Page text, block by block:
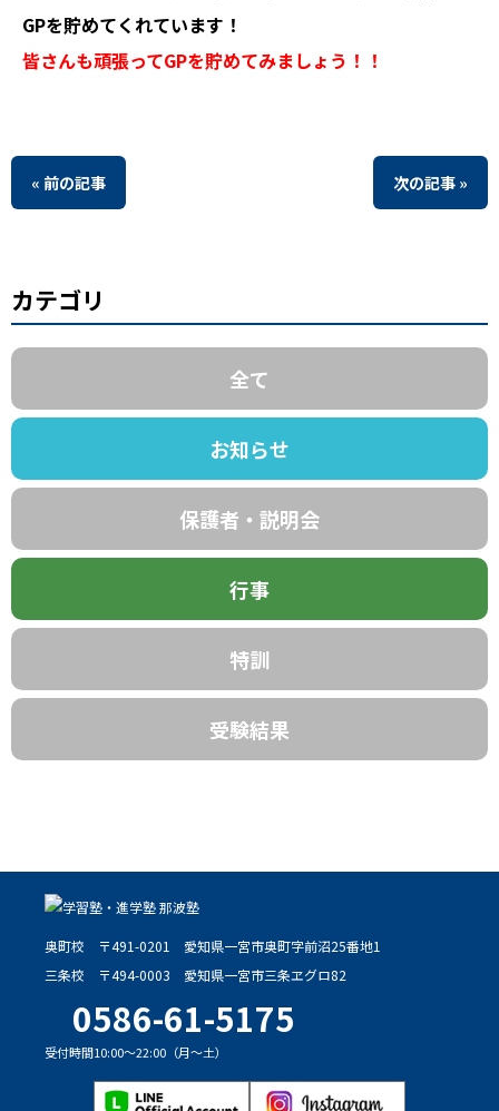
GPを貯めてくれています！
皆さんも頑張ってGPを貯めてみましょう！！
« 前の記事 次の記事 »
カテゴリ
全て
お知らせ
保護者・説明会
行事
特訓
受験結果
奥町校 〒491-0201 愛知県一宮市奥町字前沼25番地1
三条校
〒494-0003 愛知県一宮市三条ヱグロ82
0586-61-5175
受付時間10:00～22:00（月～土）